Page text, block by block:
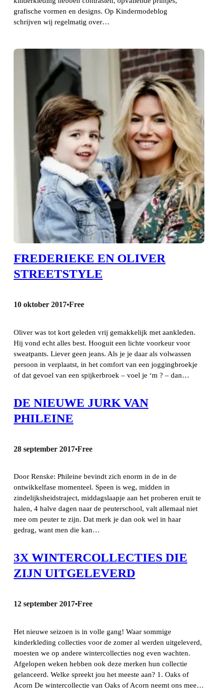
grafische vormen en designs. Op Kindermodeblog
schrijven wij regelmatig over…
FREDERIEKE EN OLIVER
STREETSTYLE
10 oktober 2017•Free
Oliver was tot kort geleden vrij gemakkelijk met aankleden.
Hij vond echt alles best. Hooguit een lichte voorkeur voor
sweatpants. Liever geen jeans. Als je je daar als volwassen
persoon in verplaatst, in het comfort van een joggingbroekje
of dat gevoel van een spijkerbroek – voel je ‘m ? – dan…
DE NIEUWE JURK VAN
PHILEINE
28 september 2017•Free
Door Renske: Phileine bevindt zich enorm in de in de
ontwikkelfase momenteel. Speen is weg, midden in
zindelijksheidstraject, middagslaapje aan het proberen eruit te
halen, 4 halve dagen naar de peuterschool, valt allemaal niet
mee om peuter te zijn. Dat merk je dan ook wel in haar
gedrag, want men die kan…
3X WINTERCOLLECTIES DIE
ZIJN UITGELEVERD
12 september 2017•Free
Het nieuwe seizoen is in volle gang! Waar sommige
kinderkleding collecties voor de zomer al werden uitgeleverd,
moesten we op andere wintercollecties nog even wachten.
Afgelopen weken hebben ook deze merken hun collectie
gelanceerd. Welke spreekt jou het meeste aan? 1. Oaks of
Acorn De wintercollectie van Oaks of Acorn neemt ons mee…